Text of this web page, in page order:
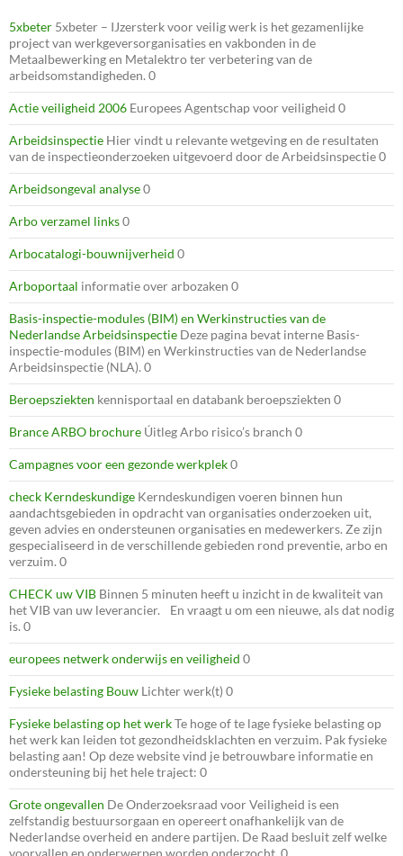
5xbeter 5xbeter – IJzersterk voor veilig werk is het gezamenlijke
project van werkgeversorganisaties en vakbonden in de
Metaalbewerking en Metalektro ter verbetering van de
arbeidsomstandigheden. 0
Actie veiligheid 2006 Europees Agentschap voor veiligheid 0
Arbeidsinspectie Hier vindt u relevante wetgeving en de resultaten
van de inspectieonderzoeken uitgevoerd door de Arbeidsinspectie 0
Arbeidsongeval analyse0
Arbo verzamel links0
Arbocatalogi-bouwnijverheid 0
Arboportaal informatie over arbozaken 0
Basis-inspectie-modules (BIM) en Werkinstructies van de
Nederlandse Arbeidsinspectie Deze pagina bevat interne Basis-
inspectie-modules (BIM) en Werkinstructies van de Nederlandse
Arbeidsinspectie (NLA). 0
Beroepsziekten kennisportaal en databank beroepsziekten 0
Brance ARBO brochure Úitleg Arbo risico’s branch 0
Campagnes voor een gezonde werkplek0
check Kerndeskundige Kerndeskundigen voeren binnen hun
aandachtsgebieden in opdracht van organisaties onderzoeken uit,
geven advies en ondersteunen organisaties en medewerkers. Ze zijn
gespecialiseerd in de verschillende gebieden rond preventie, arbo en
verzuim. 0
CHECK uw VIB Binnen 5 minuten heeft u inzicht in de kwaliteit van
het VIB van uw leverancier. En vraagt u om een nieuwe, als dat nodig
is. 0
europees netwerk onderwijs en veiligheid 0
Fysieke belasting Bouw Lichter werk(t) 0
Fysieke belasting op het werkTe hoge of te lage fysieke belasting op
het werk kan leiden tot gezondheidsklachten en verzuim. Pak fysieke
belasting aan! Op deze website vind je betrouwbare informatie en
ondersteuning bij het hele traject: 0
Grote ongevallen De Onderzoeksraad voor Veiligheid is een
zelfstandig bestuursorgaan en opereert onafhankelijk van de
Nederlandse overheid en andere partijen. De Raad besluit zelf welke
voorvallen en onderwerpen worden onderzocht. 0